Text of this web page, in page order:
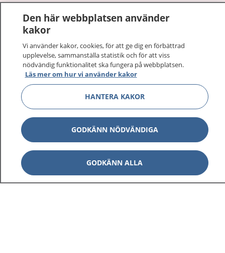
sjukdomar och vilka mottagningar du kan kontakta.
Logga in för att läsa din journal och göra dina
vårdärenden. Ring telefonnummer 1177 för
sjukvårdsrådgivning dygnet runt.
1177 ger dig råd när du vill må bättre.
1177 på flera språk Visa
Om 1177 Visa
Kontakt Visa
Den här webbplatsen använder
kakor
Vi använder kakor, cookies, för att ge dig en förbättrad
upplevelse, sammanställa statistik och för att viss
nödvändig funktionalitet ska fungera på webbplatsen.
Läs mer om hur vi använder kakor
HANTERA KAKOR
GODKÄNN NÖDVÄNDIGA
GODKÄNN ALLA